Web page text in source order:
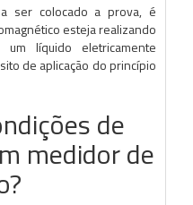
ser colocado a prova, é
esteja realizando
líquido eletricamente
de aplicação do princípio
de
medidor de